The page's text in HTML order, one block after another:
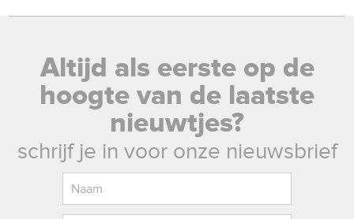
Altijd als eerste op de
hoogte van de laatste
nieuwtjes?
schrijf je in voor onze nieuwsbrief